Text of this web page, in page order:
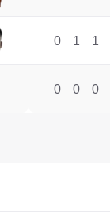
1
1
0
0
0
0